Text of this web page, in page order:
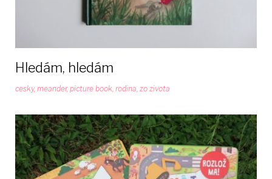
Hledám, hledám
cesky, meander, picture book rodina zo zivota